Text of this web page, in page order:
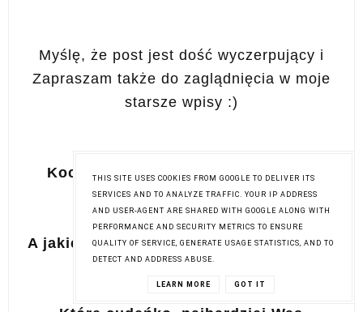
Myślę, że post jest dość wyczerpujący i
Zapraszam także do zaglądnięcia w moje
starsze wpisy :)
Kochani, znacie lub macie któreś z
moich Hitów ?
A jakie są Wasze hity kosmetyczne 2016
roku?
THIS SITE USES COOKIES FROM GOOGLE TO DELIVER ITS
SERVICES AND TO ANALYZE TRAFFIC. YOUR IP ADDRESS
AND USER-AGENT ARE SHARED WITH GOOGLE ALONG WITH
PERFORMANCE AND SECURITY METRICS TO ENSURE
QUALITY OF SERVICE, GENERATE USAGE STATISTICS, AND TO
DETECT AND ADDRESS ABUSE.
LEARN MORE GOT IT